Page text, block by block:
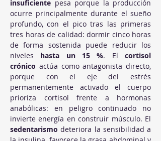
insuficiente pesa porque la producción
ocurre principalmente durante el sueño
profundo, con el pico tras las primeras
tres horas de calidad: dormir cinco horas
de forma sostenida puede reducir los
niveles hasta un 15 %. El cortisol
crónico actúa como antagonista directo,
porque con el eje del estrés
permanentemente activado el cuerpo
prioriza cortisol frente a hormonas
anabólicas: en peligro continuado no
sedentarismo deteriora la sensibilidad a